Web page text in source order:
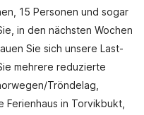
15 Personen und sogar
in den nächsten Wochen
Sie sich unsere Last-
mehrere reduzierte
Tröndelag,
in Torvikbukt,